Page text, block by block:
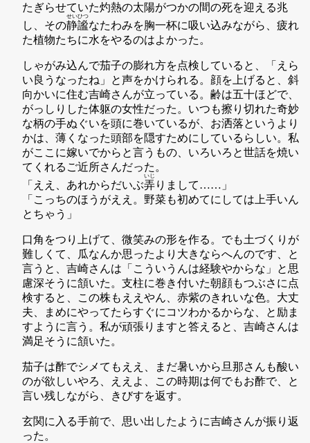
たぎらせていた灼熱の太陽がつかの間の死を迎える兆
し、その静
せい
謐
ひつ
なたわみを胸一杯に吸い込みながら、疲れ
た植物たちに水をやるのはよかった。
しゃがみ込んで茄子の膨れ方を点検していると、「えら
い良うなったね」と声をかけられる。顔を上げると、斜
向かいに住む吉崎さんが立っている。齢は五十ほどで、
がっしりした体躯の女性だった。いつも擦り切れた奇妙
な柄の手ぬぐいを頭に巻いているが、お洒落というより
かは、薄くなった頭部を隠すためにしているらしい。私
がここに嫁いでからと言うもの、いろいろと世話を焼い
てくれるご近所さんだった。
「ええ、あれからだいぶ弄
いじ
りまして……」
「こっちのほうがええ。野菜も初めてにしては上手いん
とちゃう」
口角をつり上げて、微笑みの形を作る。でも土づくりが
難しくて、瓜なんか思ったより大きならへんのです、と
言うと、吉崎さんは「こういうんは経験やからな」と思
慮深そうに頷いた。支柱に巻き付いた朝顔もつぶさに点
検すると、この株もええやん、赤紫のきれいな色。大丈
夫、まめにやってたらすぐにコツわかるからな、と励ま
すように言う。私が頑張りますと答えると、吉崎さんは
満足そうに頷いた。
茄子は酢でシメてもええ、まだ暑いから旦那さんも酸い
のが欲しいやろ、ええよ、この時期は何でもお酢で、と
言い残しながら、きびすを返す。
玄関に入る手前で、思い出したように吉崎さんが振り返
った。